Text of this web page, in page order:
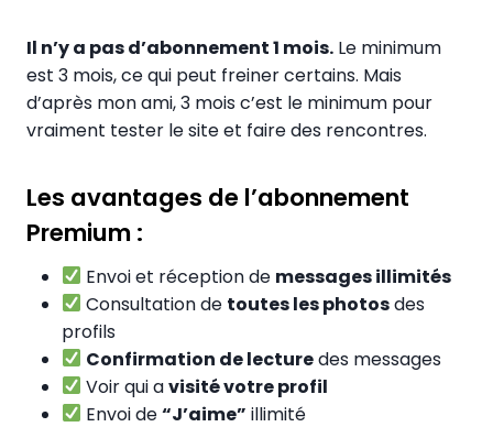
Il n’y a pas d’abonnement 1 mois. Le minimum
est 3 mois, ce qui peut freiner certains. Mais
d’après mon ami, 3 mois c’est le minimum pour
vraiment tester le site et faire des rencontres.
Les avantages de l’abonnement
Premium :
Envoi et réception de messages illimités
Consultation de toutes les photosdes
profils
Confirmation de lecturedes messages
Voir qui avisité votre profil
Envoi de“J’aime” illimité